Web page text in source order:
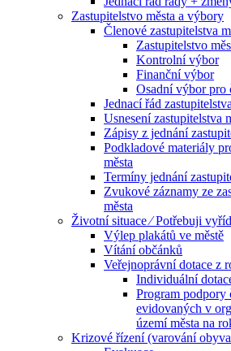
Zastupitelstvo města a výbory
Členové zastupitelstva
Zastupitelstvo
Kontrolní výbor
Finanční výbor
Osadní výbor pro
Jednací řád
Usnesení zastupitelstva
Zápisy z jednání
Podkladové materiály
města
Termíny jednání
Zvukové záznamy ze
města
Životní situace ⁄ Potřebuji
Výlep plakátů ve městě
Vítání občánků
Veřejnoprávní dotace z
Individuální
Program podpory
evidovaných v
území města na
Krizové řízení (varování